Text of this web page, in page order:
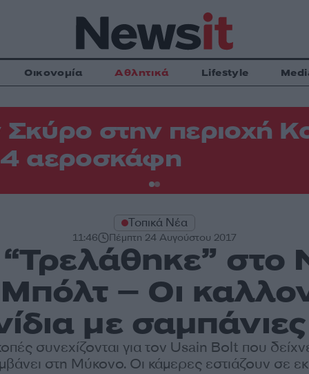
Οικονομία Αθλητικά Lifestyle
στην περιοχή
4 αεροσκάφη
Τοπικά Νέα
11:46 Πέμπτη 24 Αυγούστου 2017
στο
Μπόλτ – Οι
με
συνεχίζονται για τον Usain Bolt που
στη Μύκονο. Οι κάμερες εστιάζουν σε